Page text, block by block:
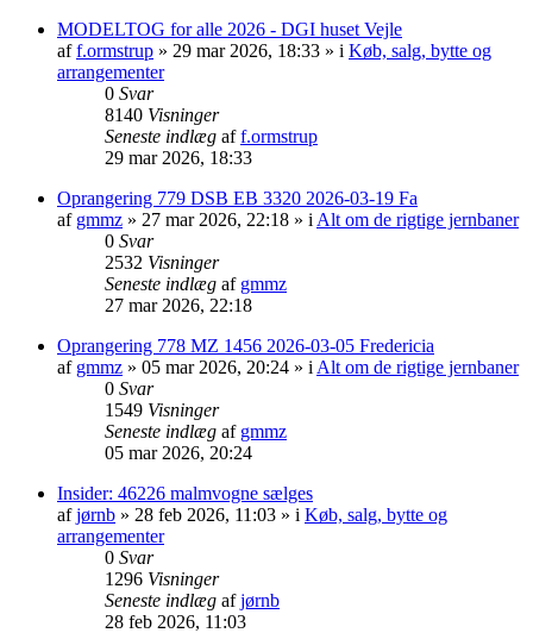
MODELTOG for alle 2026 - DGI huset Vejle
aff.ormstrup » 29 mar 2026, 18:33 » i Køb, salg, bytte og
arrangementer
0 Svar
8140 Visninger
Seneste indlæg aff.ormstrup
29 mar 2026, 18:33
Oprangering 779 DSB EB 3320 2026-03-19 Fa
af gmmz » 27 mar 2026, 22:18 » i Alt om de rigtige jernbaner
0 Svar
2532 Visninger
Seneste indlæg af gmmz
27 mar 2026, 22:18
Oprangering 778 MZ 1456 2026-03-05 Fredericia
af gmmz » 05 mar 2026, 20:24 » i Alt om de rigtige jernbaner
0 Svar
1549 Visninger
Seneste indlæg af gmmz
05 mar 2026, 20:24
Insider: 46226 malmvogne sælges
afjørnb » 28 feb 2026, 11:03 » i Køb, salg, bytte og
arrangementer
0 Svar
1296 Visninger
Seneste indlæg afjørnb
28 feb 2026, 11:03